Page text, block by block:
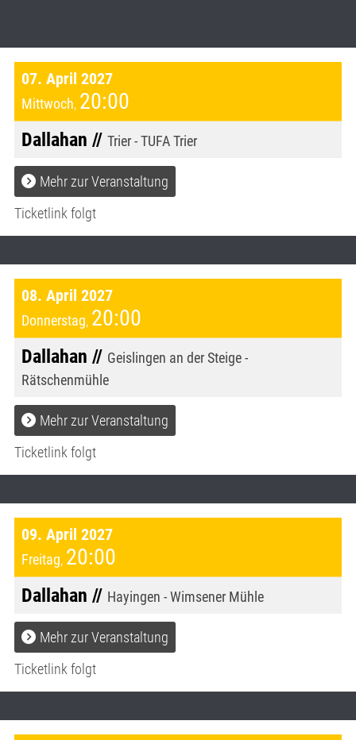
07. April 2027
Mittwoch, 20:00
Dallahan // Trier - TUFA Trier
Mehr zur Veranstaltung
Ticketlink folgt
08. April 2027
Donnerstag, 20:00
Dallahan // Geislingen an der Steige -
Rätschenmühle
Mehr zur Veranstaltung
Ticketlink folgt
09. April 2027
Freitag, 20:00
Dallahan // Hayingen - Wimsener Mühle
Mehr zur Veranstaltung
Ticketlink folgt